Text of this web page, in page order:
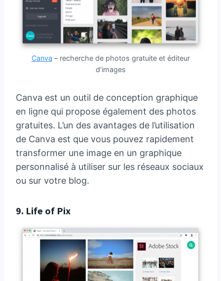
Canva – recherche de photos gratuite et éditeur
d’images
Canva est un outil de conception graphique
en ligne qui propose également des photos
gratuites. L’un des avantages de l’utilisation
de Canva est que vous pouvez rapidement
transformer une image en un graphique
personnalisé à utiliser sur les réseaux sociaux
ou sur votre blog.
9. Life of Pix